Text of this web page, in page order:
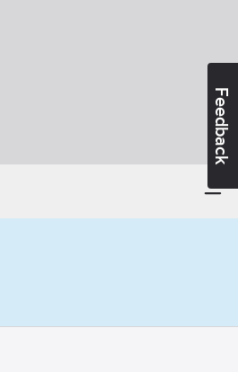
Feedback